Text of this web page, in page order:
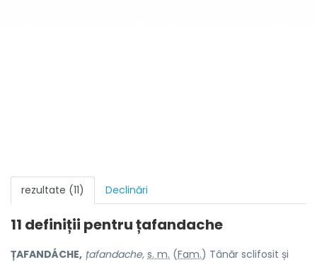
rezultate (11) Declinări
11 definiții pentruțafandache
ȚAFANDÁCHE, țafandache, s. m. (Fam.) Tânăr sclifosit și